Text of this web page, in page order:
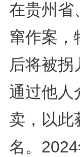
在贵州省
窜作案，
后将被
通过他人
卖，以此
名。